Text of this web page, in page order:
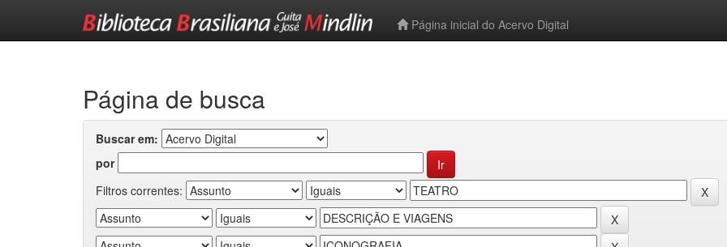
Página inicial do Acervo Digital
Página de busca
Buscar em:
por
Filtros correntes: